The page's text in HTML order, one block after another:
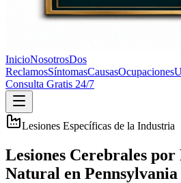
InicioNosotrosDos
ReclamosSíntomasCausasOcupaciones
Consulta Gratis 24/7
Lesiones Específicas de la Industria
Lesiones Cerebrales
Natural en Pennsylvania